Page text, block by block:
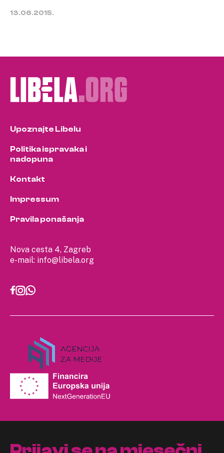
13.06.2015.
Nova cesta 4, Zagreb
e-mail: info@libela.org
Upoznajte Libelu
Politika ispravaka i
nadopuna
Kontakt
Impressum
Pravila ponašanja